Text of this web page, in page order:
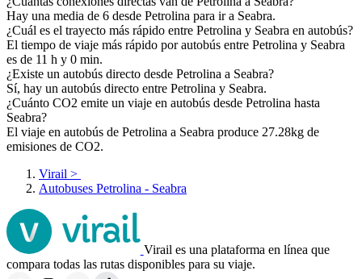
Hay una media de 6 desde Petrolina para ir a Seabra.
¿Cuál es el trayecto más rápido entre Petrolina y Seabra en autobús?
El tiempo de viaje más rápido por autobús entre Petrolina y Seabra
es de 11 h y 0 min.
¿Existe un autobús directo desde Petrolina a Seabra?
Sí, hay un autobús directo entre Petrolina y Seabra.
¿Cuánto CO2 emite un viaje en autobús desde Petrolina hasta
Seabra?
El viaje en autobús de Petrolina a Seabra produce 27.28kg de
emisiones de CO2.
Virail >
Autobuses Petrolina - Seabra
Virail es una plataforma en línea que
compara todas las rutas disponibles para su viaje.